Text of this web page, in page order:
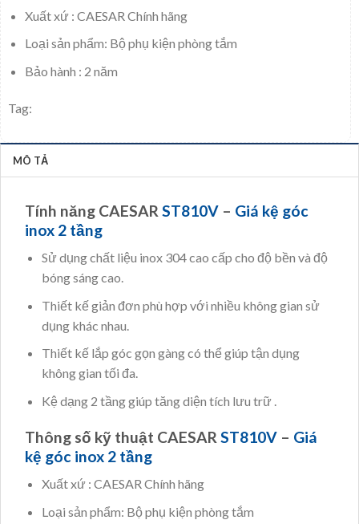
Xuất xứ : CAESAR Chính hãng
Loại sản phẩm: Bộ phụ kiện phòng tắm
Bảo hành : 2 năm
Tag:
MÔ TẢ
Tính năng CAESAR ST810V – Giá kệ góc
inox 2 tầng
Sử dụng chất liệu inox 304 cao cấp cho độ bền và độ
bóng sáng cao.
Thiết kế giản đơn phù hợp với nhiều không gian sử
dụng khác nhau.
Thiết kế lắp góc gọn gàng có thể giúp tận dụng
không gian tối đa.
Kệ dạng 2 tầng giúp tăng diện tích lưu trữ .
Thông số kỹ thuật CAESAR ST810V – Giá
kệ góc inox 2 tầng
Xuất xứ : CAESAR Chính hãng
Loại sản phẩm: Bộ phụ kiện phòng tắm